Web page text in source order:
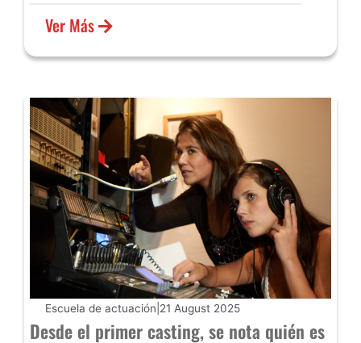
Ver Más
Escuela de actuación 21 August 2025
Desde el primer casting, se nota quién es